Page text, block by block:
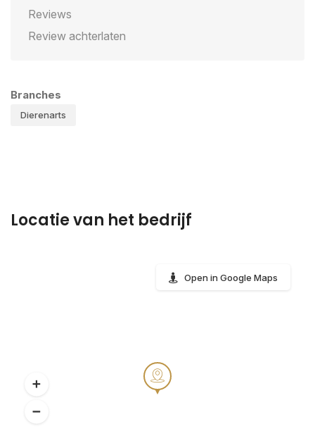
Reviews
Review achterlaten
Branches
Dierenarts
Locatie van het bedrijf
Open in Google Maps